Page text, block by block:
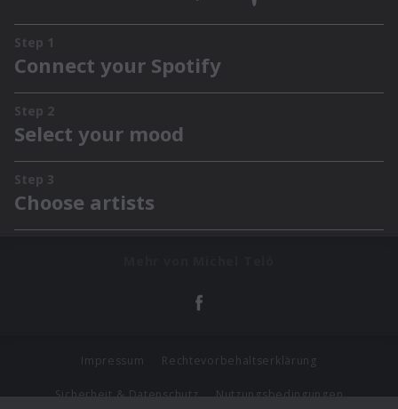
Impressum Rechtevorbehaltserklärung
Sicherheit & Datenschutz Nutzungsbedingungen